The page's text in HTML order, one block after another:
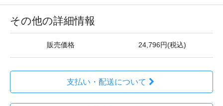
その他の詳細情報
販売価格 24,796円(税込)
支払い・配送について